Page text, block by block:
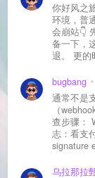
你好风之
环境，普
会崩站👇 先备份全站，文件 + 数据库都
备一下，
退。 更的
立刻清缓
页、按钮
装个支持
一秒切回旧版。 总结
批更、更
能帮到你
bugbang
通常不是
（
查步骤： WooCommerce → 状态 → 日
志：看支
signature error /
全插件） 检查是否启用了“缓存结账页/接
乌拉那拉